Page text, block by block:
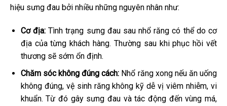
hiệu sưng đau bởi nhiều những nguyên nhân như:
Cơ địa:Tình trạng sưng đau sau nhổ răng có thể do cơ
địa của từng khách hàng. Thường sau khi phục hồi vết
thương sẽ sớm ổn định.
Chăm sóc không đúng cách: Nhổ răng xong nếu ăn uống
không đúng, vệ sinh răng không kỹ dễ vị viêm nhiễm, vi
khuẩn. Từ đó gây sưng đau và tác động đến vùng má,